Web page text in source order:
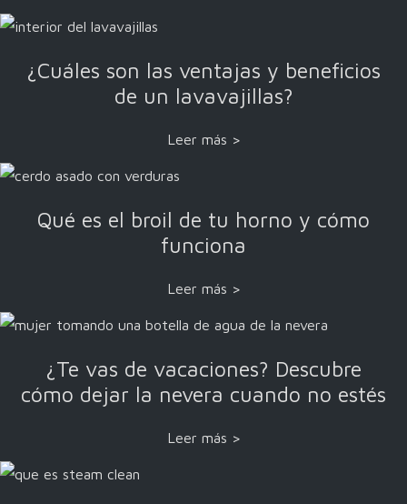
¿Cuáles son las ventajas y beneficios
de un lavavajillas?
Leer más >
Qué es el broil de tu horno y cómo
funciona
Leer más >
¿Te vas de vacaciones? Descubre
cómo dejar la nevera cuando no estés
Leer más >